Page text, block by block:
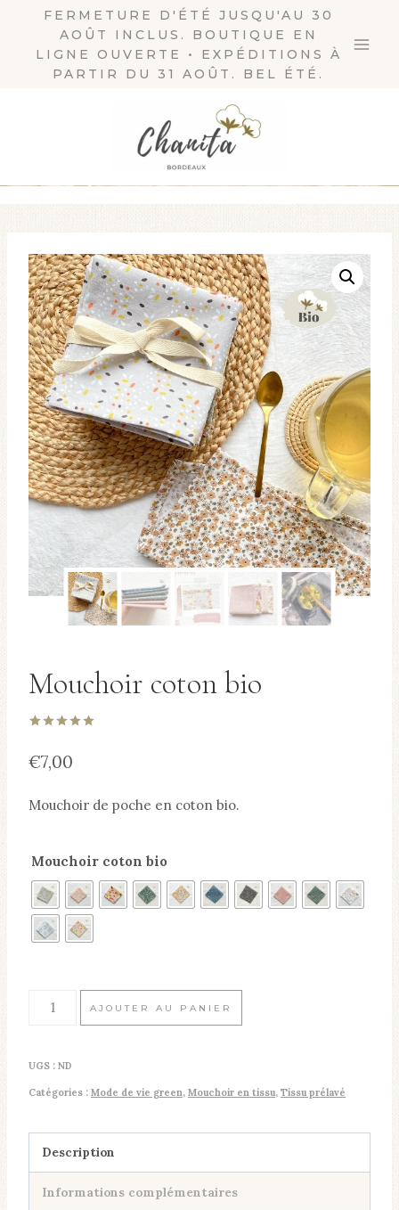
FERMETURE D'ÉTÉ JUSQU'AU 30
AOÛT INCLUS. BOUTIQUE EN
LIGNE OUVERTE • EXPÉDITIONS À
PARTIR DU 31 AOÛT. BEL ÉTÉ.
Mouchoir coton bio
sur 5 basé
sur
€7,00
Mouchoir de poche en coton bio.
Mouchoir coton bio
quantité
AJOUTER AU PANIER
UGS : ND
Catégories : Mode de vie green, Mouchoir en tissu, Tissu prélavé
Description
Informations complémentaires